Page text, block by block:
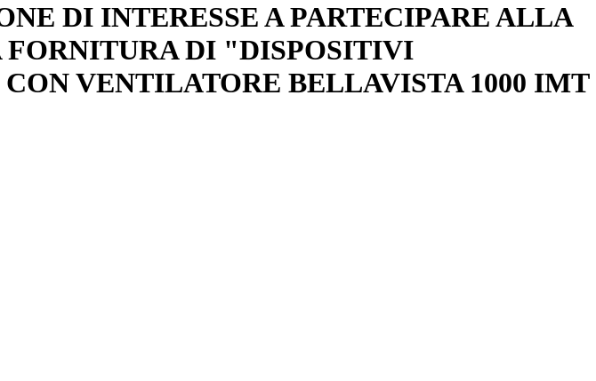
DI INTERESSE A PARTECIPARE ALLA
DI "DISPOSITIVI
VENTILATORE BELLAVISTA 1000 IMT